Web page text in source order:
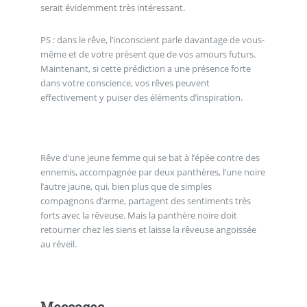
serait évidemment très intéressant.
PS : dans le rêve, l’inconscient parle davantage de vous-
même et de votre présent que de vos amours futurs.
Maintenant, si cette prédiction a une présence forte
dans votre conscience, vos rêves peuvent
effectivement y puiser des éléments d’inspiration.
Rêve d’une jeune femme qui se bat à l’épée contre des
ennemis, accompagnée par deux panthères, l’une noire
l’autre jaune, qui, bien plus que de simples
compagnons d’arme, partagent des sentiments très
forts avec la rêveuse. Mais la panthère noire doit
retourner chez les siens et laisse la rêveuse angoissée
au réveil.